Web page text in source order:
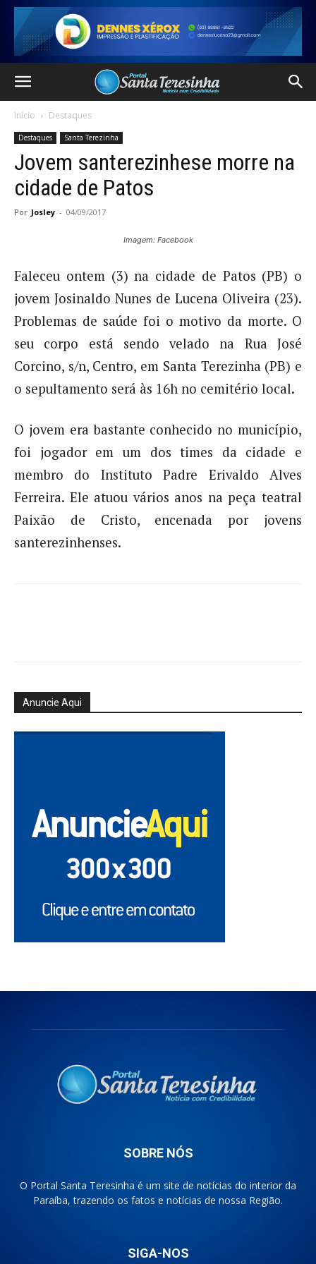
Início Destaques
Destaques Santa Terezinha
Jovem santerezinhese morre na
cidade de Patos
Por Josley - 04/09/2017
Imagem: Facebook
Faleceu ontem (3) na cidade de Patos (PB) o
jovem Josinaldo Nunes de Lucena Oliveira (23).
Problemas de saúde foi o motivo da morte. O
seu corpo está sendo velado na Rua José
Corcino, s/n, Centro, em Santa Terezinha (PB) e
o sepultamento será às 16h no cemitério local.
O jovem era bastante conhecido no município,
foi jogador em um dos times da cidade e
membro do Instituto Padre Erivaldo Alves
Ferreira. Ele atuou vários anos na peça teatral
Paixão de Cristo, encenada por jovens
santerezinhenses.
Anuncie Aqui
SOBRE NÓS
O Portal Santa Teresinha é um site de notícias do interior da
Paraíba, trazendo os fatos e notícias de nossa Região.
SIGA-NOS